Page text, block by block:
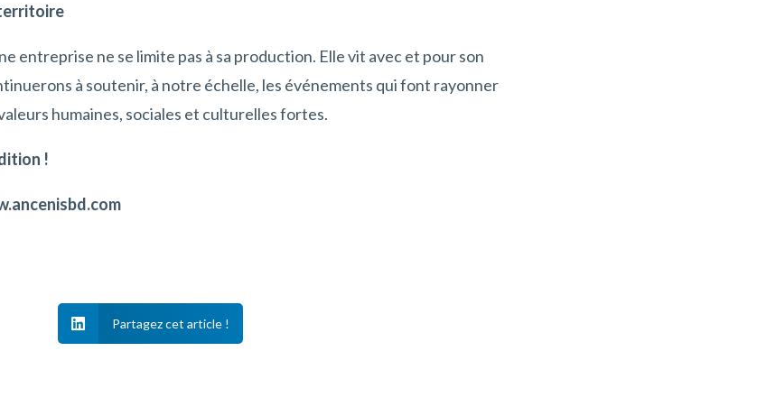
entreprise ne se limite pas à sa production. Elle vit avec et pour son
à soutenir, à notre échelle, les événements qui font rayonner
humaines, sociales et culturelles fortes.
!
 Partagez cet article !